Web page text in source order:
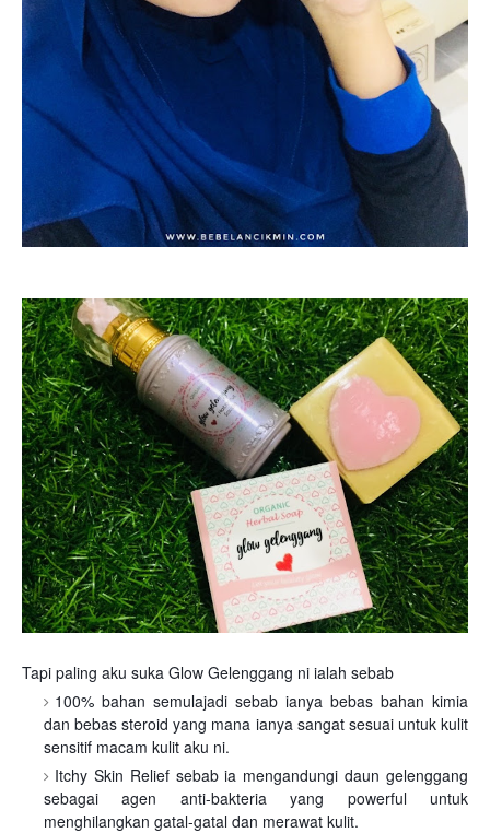
Tapi paling aku suka Glow Gelenggang ni ialah sebab
100% bahan semulajadi sebab ianya bebas bahan kimia
dan bebas steroid yang mana ianya sangat sesuai untuk kulit
sensitif macam kulit aku ni.
Itchy Skin Relief sebab ia mengandungi daun gelenggang
sebagai agen anti-bakteria yang powerful untuk
menghilangkan gatal-gatal dan merawat kulit.